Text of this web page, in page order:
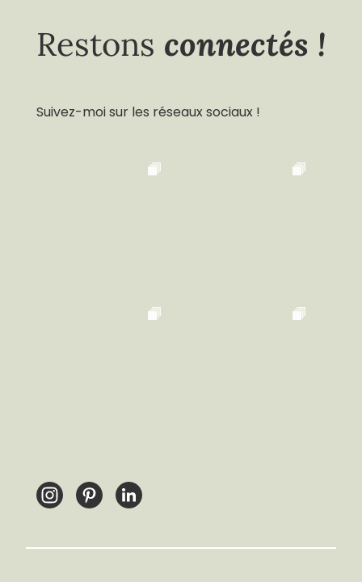
Restons connectés !
Suivez-moi sur les réseaux sociaux !